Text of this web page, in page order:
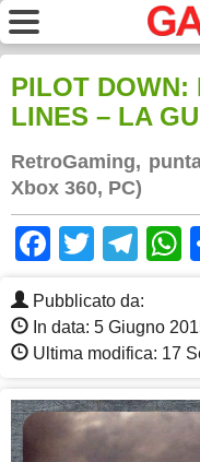
PILOT DOWN:
LINES – LA
RetroGaming,
Xbox 360, PC)
Twitter
Pubblicato da:
In data: 5 Giugno
Ultima modifica: 17